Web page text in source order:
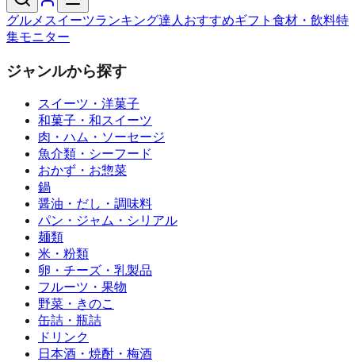
グルメ スイーツランキング達人おすすめギフト 食材・飲料特
集モニター
ジャンルから探す
スイーツ・洋菓子
和菓子・和スイーツ
肉・ハム・ソーセージ
魚介類・シーフード
おかず・お惣菜
鍋
醤油・だし・調味料
パン・ジャム・シリアル
麺類
米・粉類
卵・チーズ・乳製品
フルーツ・果物
野菜・きのこ
缶詰・瓶詰
ドリンク
日本酒・焼酎・梅酒